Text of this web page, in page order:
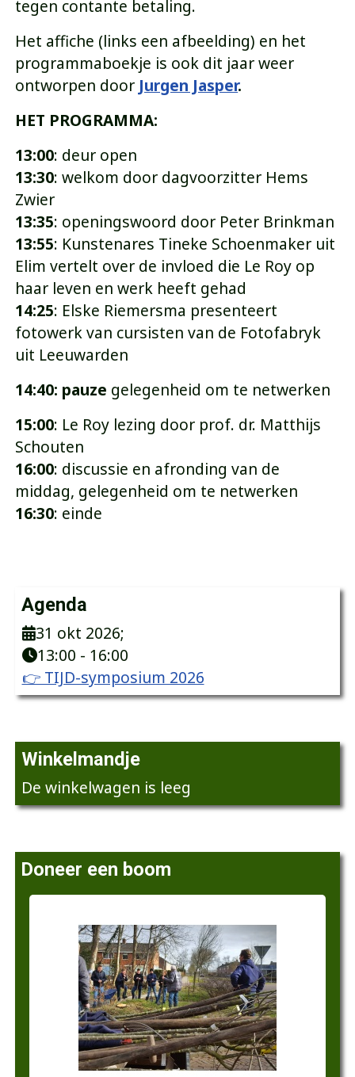
tegen contante betaling.
Het affiche (links een afbeelding) en het
programmaboekje is ook dit jaar weer
ontworpen door Jurgen Jasper.
HET PROGRAMMA:
13:00: deur open
13:30: welkom door dagvoorzitter Hems
Zwier
13:35: openingswoord door Peter Brinkman
13:55: Kunstenares Tineke Schoenmaker uit
Elim vertelt over de invloed die Le Roy op
haar leven en werk heeft gehad
14:25: Elske Riemersma presenteert
fotowerk van cursisten van de Fotofabryk
uit Leeuwarden
14:40: pauze gelegenheid om te netwerken
15:00: Le Roy lezing door prof. dr. Matthijs
Schouten
16:00: discussie en afronding van de
middag, gelegenheid om te netwerken
16:30: einde
Agenda
31 okt 2026;
13:00 - 16:00
👉 TIJD-symposium 2026
Winkelmandje
De winkelwagen is leeg
Doneer een boom